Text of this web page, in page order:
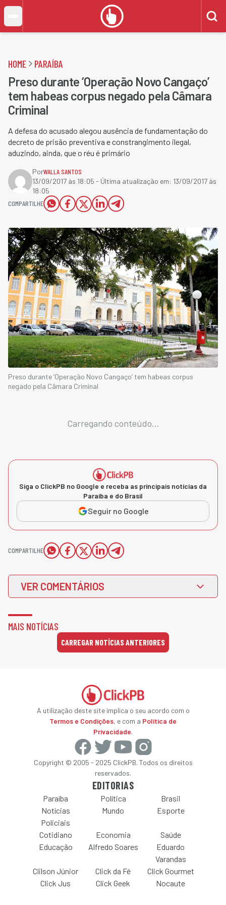
HOME PARAÍBA
Preso durante ‘Operação Novo Cangaço’
tem habeas corpus negado pela Câmara
Criminal
A defesa do acusado alegou ausência de fundamentação do
decreto de prisão preventiva e constrangimento ilegal,
aduzindo, ainda, que o réu é primário
PorWALLA SANTOS
13/09/2017 às 18:05 - Última atualização em: 13/09/2017 às
18:05
COMPARTILHE
Preso durante ‘Operação Novo Cangaço’ tem habeas corpus
negado pela Câmara Criminal
Carregando conteúdo...
Siga o ClickPB no Google e receba as principais notícias da
Paraíba e do Brasil
Seguir no Google
COMPARTILHE
VER COMENTÁRIOS
MAIS NOTÍCIAS
CARREGAR NOTÍCIAS ANTERIORES
A utilização deste site implica o seu acordo com o
Termos e Condições, e com a Política de
Privacidade.
Copyright © 2005 - 2025 ClickPB. Todos os direitos
reservados.
EDITORIAS
Paraíba Política
Brasil
Notícias
Policiais
Mundo Esporte
Cotidiano Economia
Saúde
Educação
Alfredo Soares
Eduardo
Varandas
Clilson Júnior
Click da Fé
Click Gourmet
Click Jus
Click Geek Nocaute